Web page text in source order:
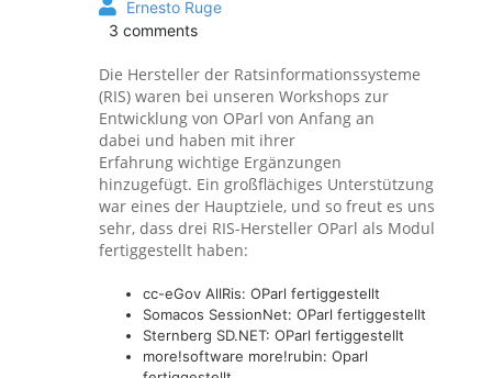
Ernesto Ruge
3 comments
Die Hersteller der Ratsinformationssysteme
(RIS) waren bei unseren Workshops zur
Entwicklung von OParl von Anfang an
dabei und haben mit ihrer
Erfahrung wichtige Ergänzungen
hinzugefügt. Ein großflächiges Unterstützung
war eines der Hauptziele, und so freut es uns
sehr, dass drei RIS-Hersteller OParl als Modul
fertiggestellt haben:
cc-eGov AllRis: OParl fertiggestellt
Somacos SessionNet: OParl fertiggestellt
Sternberg SD.NET: OParl fertiggestellt
more!software more!rubin: Oparl